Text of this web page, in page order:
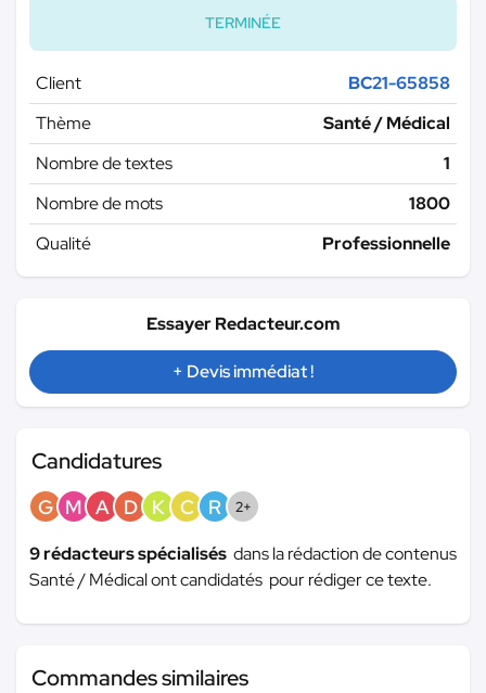
TERMINÉE
Client
BC21-65858
Thème
Santé / Médical
Nombre de textes
1
Nombre de mots
1800
Qualité
Professionnelle
Essayer Redacteur.com
+ Devis immédiat !
Candidatures
G M A D K C R 2+
9 rédacteurs spécialisés dans la rédaction de contenus
Santé / Médical ont candidatés pour rédiger ce texte.
Commandes similaires